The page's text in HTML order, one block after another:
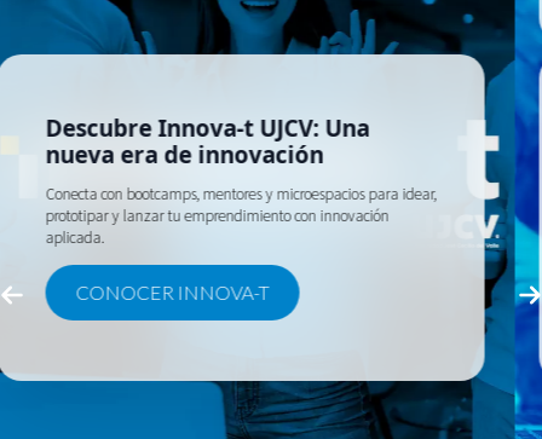
¡Avanza sin límites!
Distancia, diseñada para tu formación personal, empresas u
organizaciones, bajo modalidades flexibles.